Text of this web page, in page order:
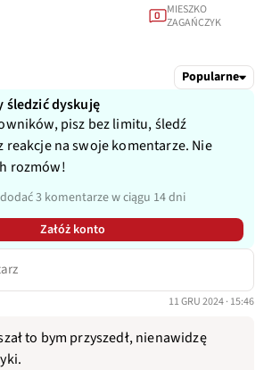
0 MIESZKO
ZAGAŃCZYK
Popularne
śledzić dyskuję
pisz bez limitu, śledź
na swoje komentarze. Nie
rozmów!
3 komentarze w ciągu 14 dni
Załóż konto
11 GRU 2024 · 15:46
to bym przyszedł, nienawidzę